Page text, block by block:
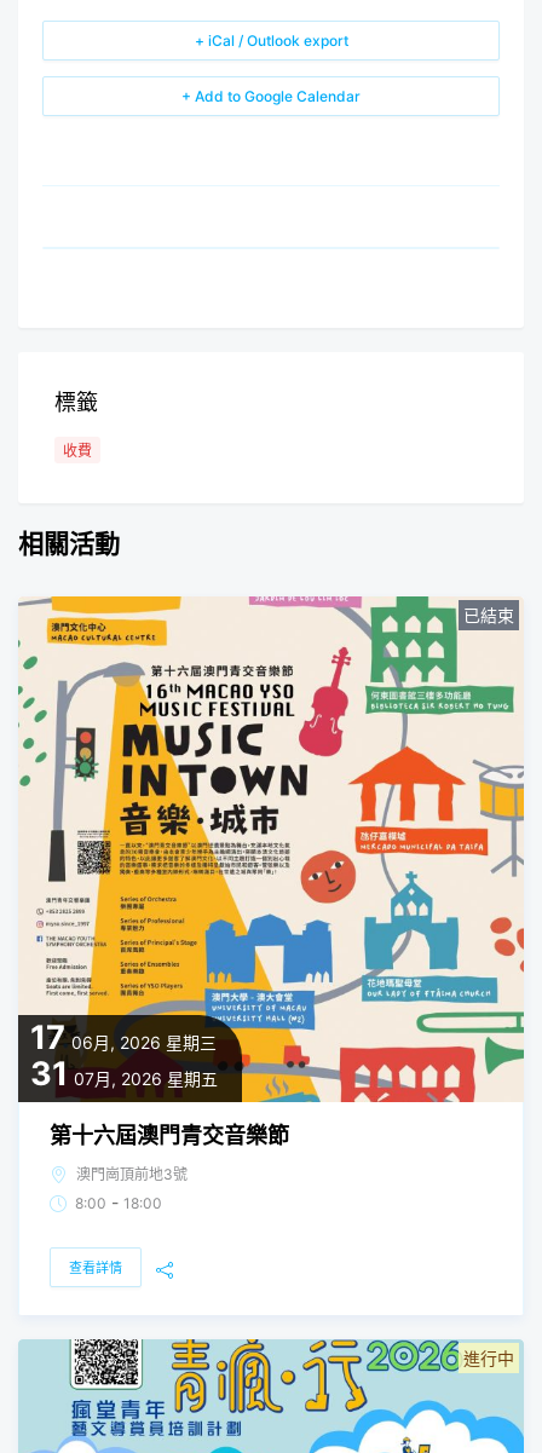
+ Add to Google Calendar
+ iCal / Outlook export
標籤
收費
相關活動
17 06月, 2026 星期三
31 07月, 2026 星期五
已結束
第十六屆澳門青交音樂節
澳門崗頂前地3號
8:00 - 18:00
查看詳情
進行中